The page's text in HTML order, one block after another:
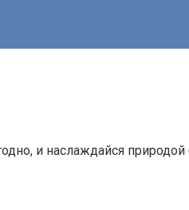
и наслаждайся